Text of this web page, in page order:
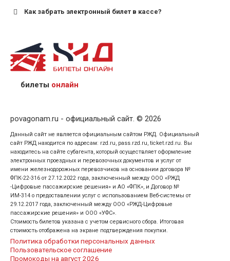
Как забрать электронный билет в кассе?
назвав кассиру 14-значный номер заказа;
предъявив удостоверение личности пассажира, на
кого оформлен билет.
билеты онлайн
povagonam.ru - официальный сайт. © 2026
Данный сайт не является официальным сайтом РЖД. Официальный
сайт РЖД находится по адресам: rzd.ru, pass.rzd.ru, ticket.rzd.ru. Вы
находитесь на сайте субагента, который осуществляет оформление
электронных проездных и перевозочных документов и услуг от
имени железнодорожных перевозчиков на основании договора №
ФПК-22-316 от 27.12.2022 года, заключенный между ООО «РЖД
-Цифровые пассажирские решения» и АО «ФПК», и Договор №
ИМ-314 о предоставлении услуг с использованием Веб-системы от
29.12.2017 года, заключенный между ООО «РЖД-Цифровые
пассажирские решения» и ООО «УФС».
Стоимость билетов указана с учетом сервисного сбора. Итоговая
стоимость отображена на экране подтверждения покупки.
Политика обработки персональных данных
Пользовательское соглашение
Промокоды на август 2026